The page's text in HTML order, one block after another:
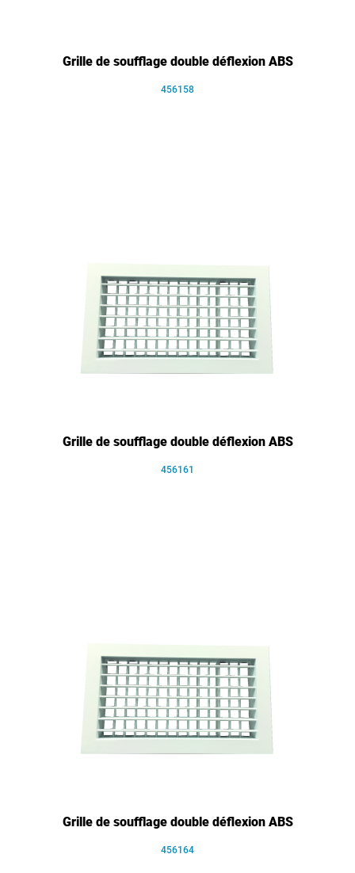
Grille de soufflage double déflexion ABS
456158
Grille de soufflage double déflexion ABS
456161
Grille de soufflage double déflexion ABS
456164